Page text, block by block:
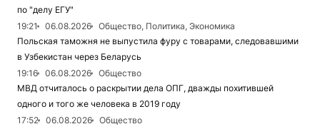
по "делу ЕГУ"
19:21
06.08.2026
Общество, Политика, Экономика
Польская таможня не выпустила фуру с товарами, следовавшими
в Узбекистан через Беларусь
19:16
06.08.2026
Общество
МВД отчиталось о раскрытии дела ОПГ, дважды похитившей
одного и того же человека в 2019 году
17:52
06.08.2026
Общество